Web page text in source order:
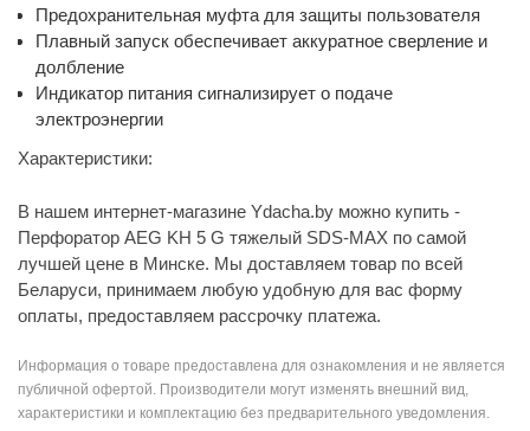
Предохранительная муфта для защиты пользователя
Плавный запуск обеспечивает аккуратное сверление и
долбление
Индикатор питания сигнализирует о подаче
электроэнергии
Характеристики:
В нашем интернет-магазине Ydacha.by можно купить -
Перфоратор AEG KH 5 G тяжелый SDS-MAX по самой
лучшей цене в Минске. Мы доставляем товар по всей
Беларуси, принимаем любую удобную для вас форму
оплаты, предоставляем рассрочку платежа.
Информация о товаре предоставлена для ознакомления и не является
публичной офертой. Производители могут изменять внешний вид,
характеристики и комплектацию без предварительного уведомления.